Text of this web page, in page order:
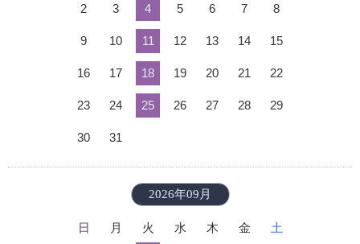
2 3 4 5 6 7 8
9 10 11 12 13 14 15
16 17 18 19 20 21 22
23 24 25 26 27 28 29
30 31
2026年09月
日 月 火 水 木 金
土